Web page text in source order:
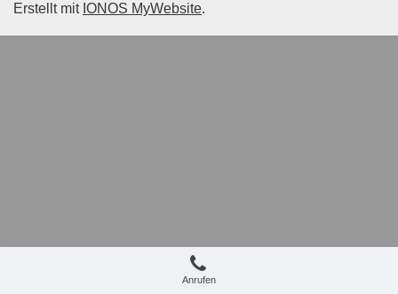
Erstellt mit IONOS MyWebsite.
Anrufen